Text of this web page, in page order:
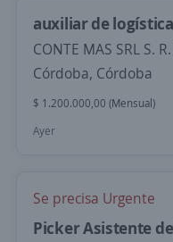
auxiliar de logística
CONTE MAS SRL S.
Córdoba, Córdoba
$ 1.200.000,00 (Mensual)
Ayer
Se precisa Urgente
Picker Asistente